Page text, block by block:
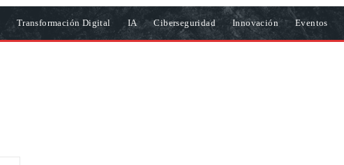
Transformación Digital IA Ciberseguridad Innovación Eventos